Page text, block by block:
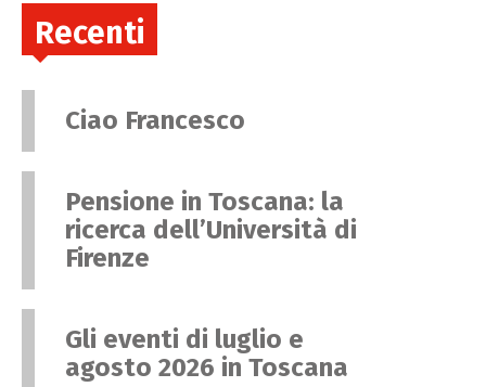
Recenti
Ciao Francesco
Pensione in Toscana: la
ricerca dell’Università di
Firenze
Gli eventi di luglio e
agosto 2026 in Toscana